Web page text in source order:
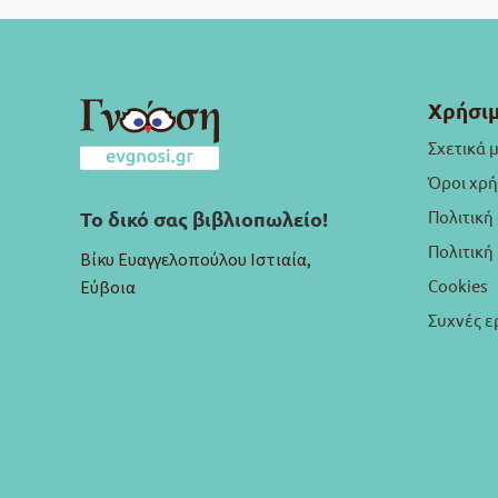
Το δικό σας βιβλιοπωλείο!
Βίκυ Ευαγγελοπούλου Ιστιαία,
Εύβοια
Σχετικά
Όροι
Cookies
Συχνές